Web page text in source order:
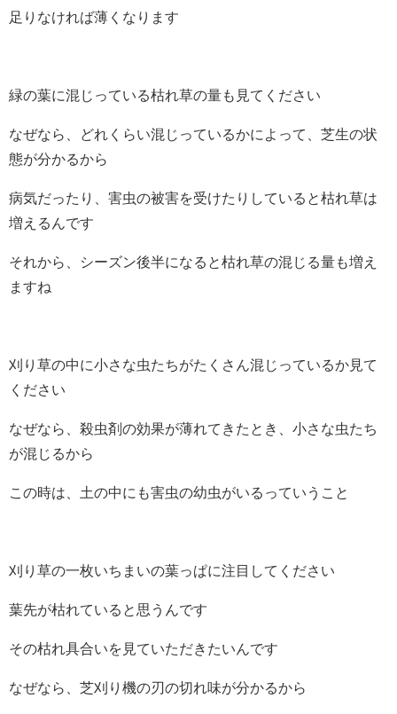
足りなければ薄くなります
緑の葉に混じっている枯れ草の量も見てください
なぜなら、どれくらい混じっているかによって、芝生の状
態が分かるから
病気だったり、害虫の被害を受けたりしていると枯れ草は
増えるんです
それから、シーズン後半になると枯れ草の混じる量も増え
ますね
刈り草の中に小さな虫たちがたくさん混じっているか見て
ください
なぜなら、殺虫剤の効果が薄れてきたとき、小さな虫たち
が混じるから
この時は、土の中にも害虫の幼虫がいるっていうこと
刈り草の一枚いちまいの葉っぱに注目してください
葉先が枯れていると思うんです
その枯れ具合いを見ていただきたいんです
なぜなら、芝刈り機の刃の切れ味が分かるから